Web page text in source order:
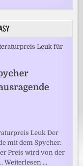
Leuk Der
mit dem Spycher:
Preis wird von der
Weiterlesen …